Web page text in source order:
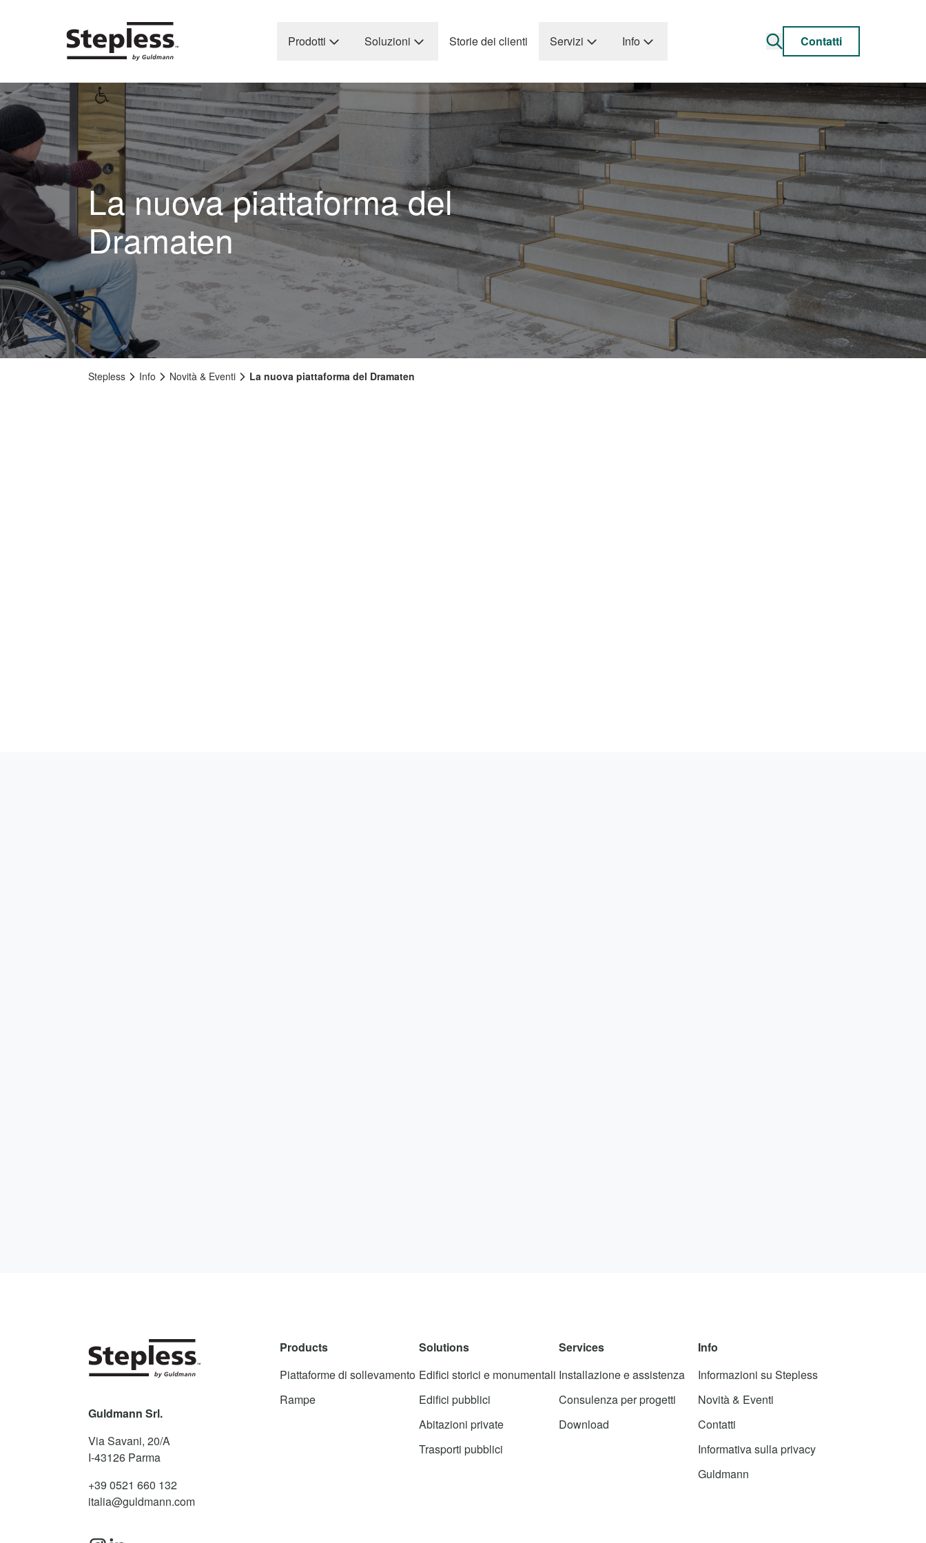
Prodotti Soluzioni Storie dei clienti Servizi Info Contatti
La nuova piattaforma del
Dramaten
Stepless Info Novità & Eventi La nuova piattaforma del Dramaten
Guldmann Srl.
Via Savani, 20/A
I-43126 Parma
+39 0521 660 132
italia@guldmann.com
Products
Piattaforme di sollevamento
Rampe
Solutions
Edifici storici e monumentali
Edifici pubblici
Abitazioni private
Trasporti pubblici
Services
Installazione e assistenza
Consulenza per progetti
Download
Info
Informazioni su Stepless
Novità & Eventi
Contatti
Informativa sulla privacy
Guldmann